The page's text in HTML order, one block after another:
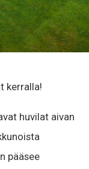
kerralla!
huvilat aivan
pääsee